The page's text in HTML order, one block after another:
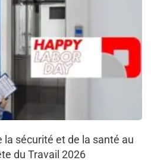
sécurité et de la santé au
du Travail 2026